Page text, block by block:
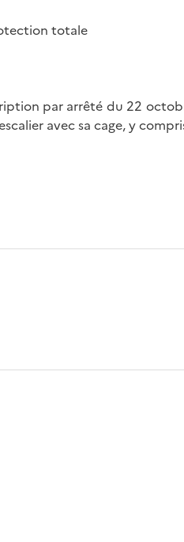
totale
par arrêté du 22
avec sa cage, y